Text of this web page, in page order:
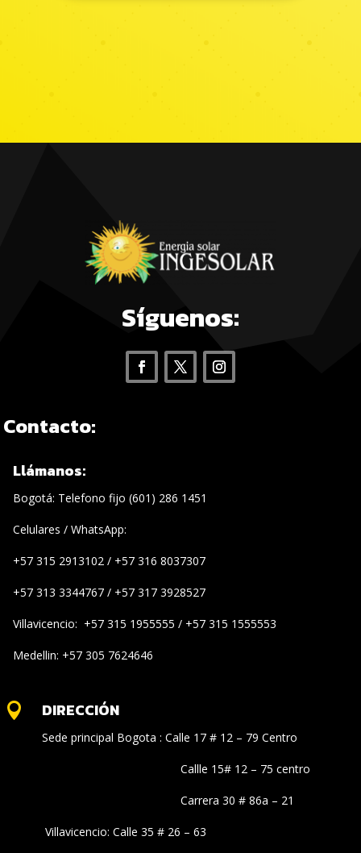
Síguenos:
Contacto:
Llámanos:
Bogotá: Telefono fijo (601) 286 1451
Celulares / WhatsApp:
+57 315 2913102 / +57 316 8037307
+57 313 3344767 / +57 317 3928527
Villavicencio: +57 315 1955555 / +57 315 1555553
Medellin: +57 305 7624646
 DIRECCIÓN
Sede principal Bogota : Calle 17 # 12 – 79 Centro
Callle 15# 12 – 75 centro
Carrera 30 # 86a – 21
Villavicencio: Calle 35 # 26 – 63